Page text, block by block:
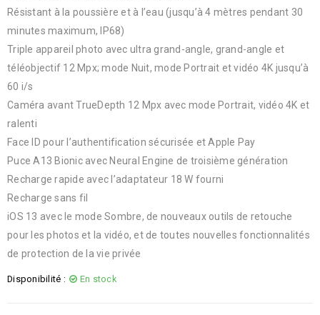
Résistant à la poussière et à l’eau (jusqu’à 4 mètres pendant 30
minutes maximum, IP68)
Triple appareil photo avec ultra grand-angle, grand-angle et
téléobjectif 12 Mpx; mode Nuit, mode Portrait et vidéo 4K jusqu’à
60 i/s
Caméra avant TrueDepth 12 Mpx avec mode Portrait, vidéo 4K et
ralenti
Face ID pour l’authentification sécurisée et Apple Pay
Puce A13 Bionic avec Neural Engine de troisième génération
Recharge rapide avec l’adaptateur 18 W fourni
Recharge sans fil
iOS 13 avec le mode Sombre, de nouveaux outils de retouche
pour les photos et la vidéo, et de toutes nouvelles fonctionnalités
de protection de la vie privée
Disponibilité : En stock